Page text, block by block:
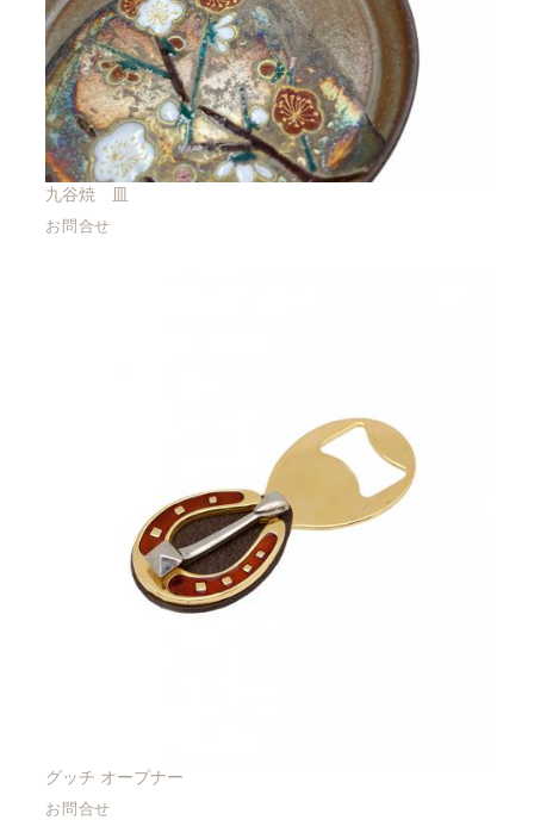
九谷焼 皿
お問合せ
グッチ オープナー
お問合せ